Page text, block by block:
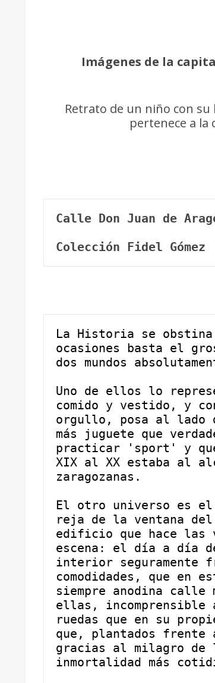
Imágenes de la
Retrato de un niño con
pertenece a la
Calle Don Juan de
Colección Fidel Gómez
La Historia se obstina
ocasiones basta el
dos mundos
Uno de ellos lo
comido y vestido, y
orgullo, posa al
más juguete que
practicar 'sport' y
XIX al XX estaba al
zaragozanas.
El otro universo es
reja de la ventana del
edificio que hace las
escena: el día a día
interior seguramente
comodidades, que en
siempre anodina calle
ellas, incomprensible
ruedas que en su
que, plantados
gracias al milagro
inmortalidad más